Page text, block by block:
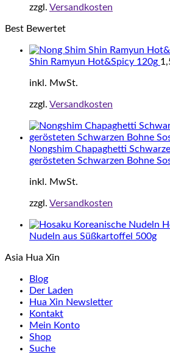
zzgl. Versandkosten
Best Bewertet
Shin Ramyun Hot&Spicy 120g
inkl. MwSt.
zzgl. Versandkosten
Nongshim Chapaghetti
gerösteten Schwarzen Bohne
inkl. MwSt.
zzgl. Versandkosten
Nudeln aus Süßkartoffel 500g
Asia Hua Xin
Blog
Der Laden
Hua Xin Newsletter
Kontakt
Mein Konto
Shop
Suche